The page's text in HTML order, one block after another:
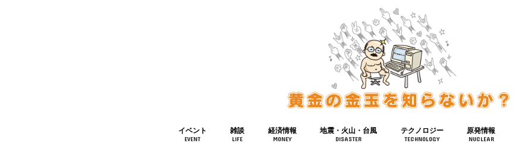
イベント
EVENT
雑談
LIFE
経済情報
MONEY
地震・火山・台風
DISASTER
テクノロジー
TECHNOLOGY
原発情報
NUCLEAR